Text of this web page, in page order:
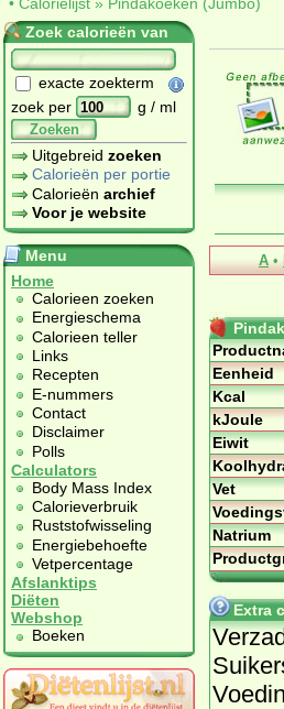
Zoek calorieën van
exacte zoekterm
zoek per
g / ml
Zoeken
Uitgebreid zoeken
Calorieën per portie
Calorieën archief
Voor je website
Menu
Home
Calorieen zoeken
Energieschema
Calorieen teller
Links
Recepten
E-nummers
Contact
Disclaimer
Polls
Calculators
Body Mass Index
Calorieverbruik
Ruststofwisseling
Energiebehoefte
Vetpercentage
Afslanktips
Diëten
Webshop
Boeken
A •
Eenheid
Kcal
kJoule
Eiwit
Vet
Natrium
Extra